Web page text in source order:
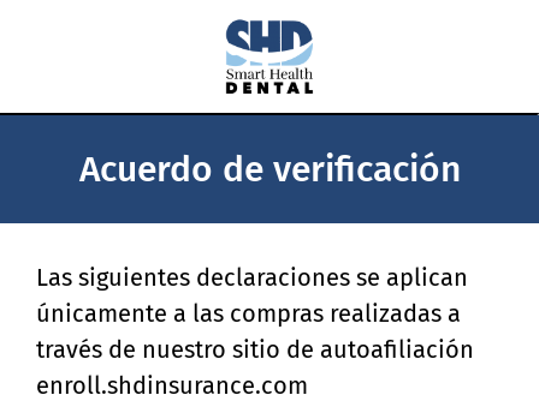
Acuerdo de verificación
Las siguientes declaraciones se aplican
únicamente a las compras realizadas a
través de nuestro sitio de autoafiliación
enroll.shdinsurance.com